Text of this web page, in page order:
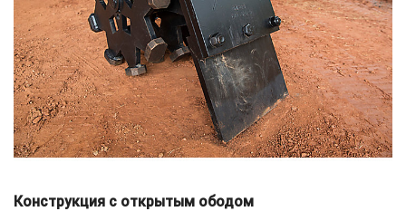
Конструкция с открытым ободом